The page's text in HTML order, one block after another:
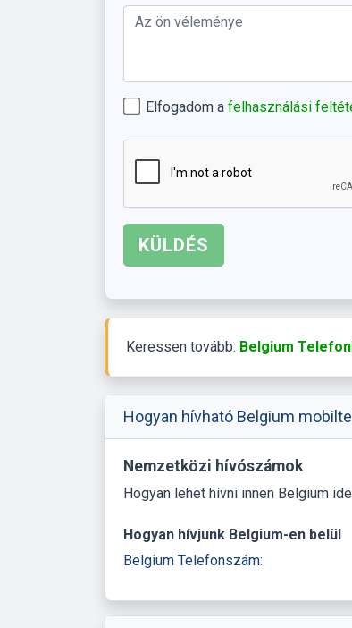
Elfogadom a felhasználási
Keressen tovább: Belgium
Hogyan hívható Belgium
Nemzetközi hívószámok
Hogyan lehet hívni innen Belgium ide
Hogyan hívjunk Belgium-en belül
Belgium Telefonszám: